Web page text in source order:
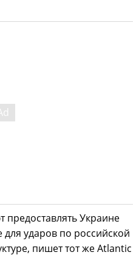
Украине
ударов по российской
пишет тот же Atlantic